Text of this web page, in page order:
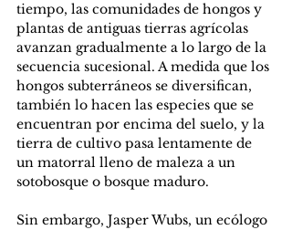
tiempo, las comunidades de hongos y
plantas de antiguas tierras agrícolas
avanzan gradualmente a lo largo de la
secuencia sucesional. A medida que los
hongos subterráneos se diversifican,
también lo hacen las especies que se
encuentran por encima del suelo, y la
tierra de cultivo pasa lentamente de
un matorral lleno de maleza a un
sotobosque o bosque maduro.
Sin embargo, Jasper Wubs, un ecólogo